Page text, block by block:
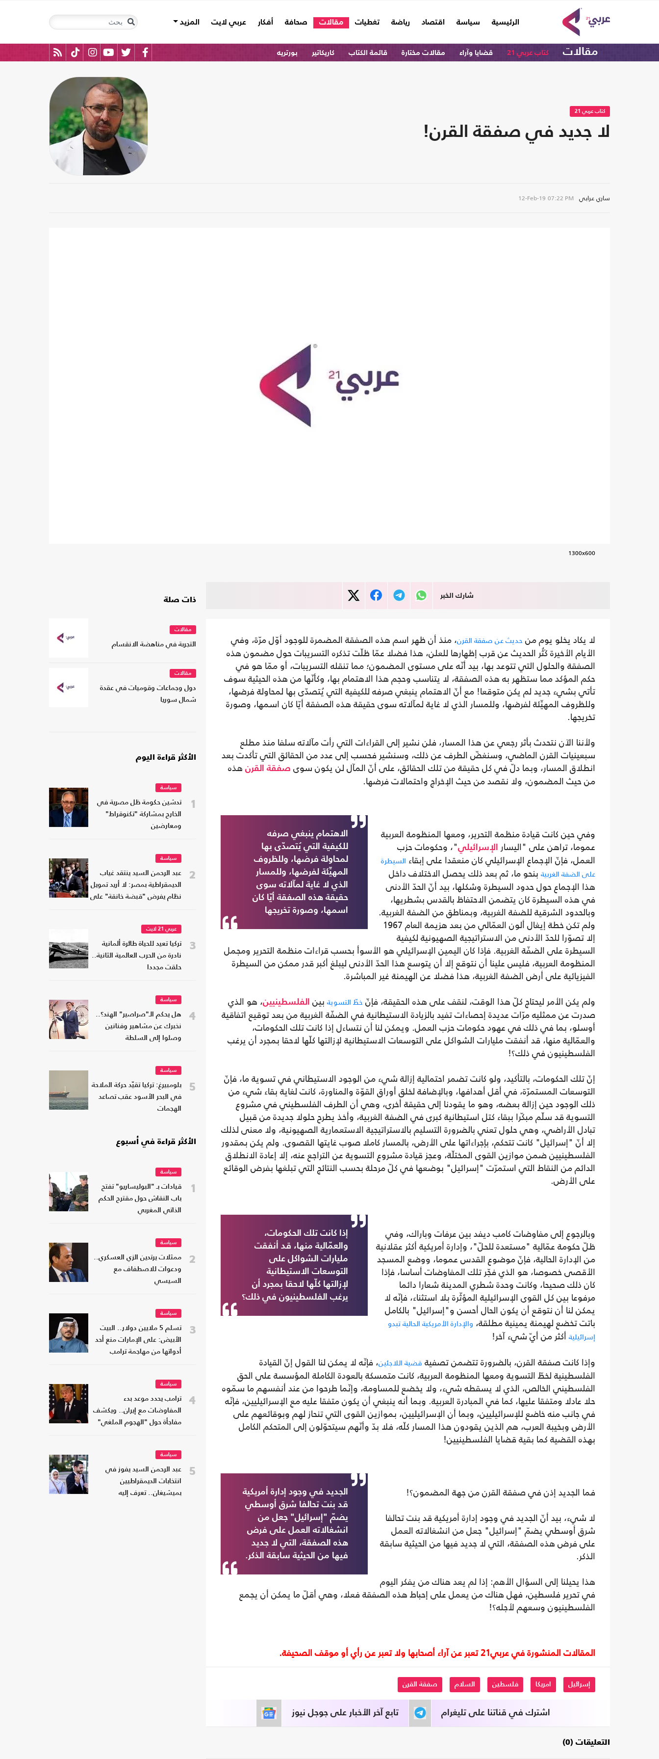
الرئيسية
(current) سياسة اقتصاد رياضة تغطيات مقالات صحافة أفكار عربي لايت المزيد
مقالات كتاب عربي 21 قضايا وآراء مقالات مختارة قائمة الكتاب كاريكاتير بورتريه
كتاب عربي 21
لا جديد في صفقة القرن!
ساري عرابي 12-Feb-19 07:22 PM
1300x600
شارك الخبر
لا يكاد يخلو يوم من حديث عن صفقة القرن، منذ أن ظهر اسم هذه الصفقة المضمرة للوجود أوّل مرّة، وفي
الأيام الأخيرة كَثُر الحديث عن قرب إظهارها للعلن، هذا فضلا عمّا ظلّت تذكره التسريبات حول مضمون هذه
الصفقة والحلول التي تتوعد بها، بيد أنّه على مستوى المضمون؛ مما تنقله التسريبات، أو ممّا هو في
حكم المؤكد مما ستظهر به هذه الصفقة، لا يتناسب وحجم هذا الاهتمام بها، وكأنّها من هذه الحيثية سوف
تأتي بشيء جديد لم يكن متوقعا! مع أنّ الاهتمام ينبغي صرفه للكيفية التي يُتصدّى بها لمحاولة فرضها،
وللظروف المهيِّئة لفرضها، وللمسار الذي لا غاية لمآلاته سوى حقيقة هذه الصفقة أيّا كان اسمها، وصورة
تخريجها.
ولأننا الآن نتحدث بأثر رجعي عن هذا المسار، فلن نشير إلى القراءات التي رأت مآلاته سلفا منذ مطلع
سبعينيات القرن الماضي، وسنغضّ الطرف عن ذلك، وسنشير فحسب إلى عدد من الحقائق التي تأكدت بعد
انطلاق المسار، وبما دلّ في كل حقيقة من تلك الحقائق، على أنّ المآل لن يكون سوى صفقة القرن هذه
من حيث المضمون، ولا نقصد من حيث الإخراج واحتمالات فرضها.
الاهتمام ينبغي صرفه
للكيفية التي يُتصدّى بها
لمحاولة فرضها، وللظروف
المهيِّئة لفرضها، وللمسار
الذي لا غاية لمآلاته سوى
حقيقة هذه الصفقة أيّا كان
اسمها، وصورة تخريجها
وفي حين كانت قيادة منظمة التحرير، ومعها المنظومة العربية
عموما، تراهن على "اليسار
الإسرائيلي"، وحكومات حزب
العمل، فإنّ الإجماع الإسرائيلي كان منعقدا على إبقاء السيطرة
على الضفة الغربية بنحو ما، ثم بعد ذلك يحصل الاختلاف داخل
هذا الإجماع حول حدود السيطرة وشكلها، بيد أنّ الحدّ الأدنى
في هذه السيطرة كان يتضمن الاحتفاظ بالقدس بشطريها،
وبالحدود الشرقية للضفة الغربية، وبمناطق من الضفة الغربية.
ولم تكن خطة إيغال ألون العمّالي من بعد هزيمة العام 1967
إلا تصوّرا للحدّ الأدنى من الاستراتيجية الصهيونية لكيفية
السيطرة على الضفّة الغربية. فإذا كان اليمين الإسرائيلي هو الأسوأ بحسب قراءات منظمة التحرير ومجمل
المنظومة العربية، فليس علينا أن نتوقع إلا أن يتوسع هذا الحدّ الأدنى ليبلغ أكبر قدر ممكن من السيطرة
الفيزيائية على أرض الضفة الغربية، هذا فضلا عن الهيمنة غير المباشرة.
ولم يكن الأمر ليحتاج كلّ هذا الوقت، لنقف على هذه الحقيقة، فإنّ خطّ التسوية بين الفلسطينيين، هو الذي
صدرت عن ممثليه مرّات عديدة إحصاءات تفيد بالزيادة الاستيطانية في الضفّة الغربية من بعد توقيع اتفاقية
أوسلو، بما في ذلك في عهود حكومات حزب العمل. ويمكن لنا أن نتساءل إذا كانت تلك الحكومات،
والعمّالية منها، قد أنفقت مليارات الشواكل على التوسعات الاستيطانية لإزالتها كلّها لاحقا بمجرد أن يرغب
الفلسطينيون في ذلك؟!
إنّ تلك الحكومات، بالتأكيد، ولو كانت تضمر احتمالية إزالة شيء من الوجود الاستيطاني في تسوية ما، فإنّ
التوسعات المستمرّة، في أقل أهدافها، وبالإضافة لخلق أوراق القوّة والمناورة، كانت لغاية بقاء شيء من
ذلك الوجود حين إزالة بعضه، وهو ما يقودنا إلى حقيقة أخرى، وهي أن الطرف الفلسطيني في مشروع
التسوية قد سلّم مبكّرا ببقاء كتل استيطانية كبرى في الضفة الغربية، وأخذ يطرح حلولا جديدة من قبيل
تبادل الأراضي، وهي حلول تعني بالضرورة التسليم بالاستراتيجية الاستعمارية الصهيونية، ولا معنى لذلك
إلا أنّ "إسرائيل" كانت تتحكم، بإجراءاتها على الأرض، بالمسار كاملا صوب غايتها القصوى. ولم يكن بمقدور
الفلسطينيين ضمن موازين القوى المختلّة، وعجز قيادة مشروع التسوية عن التراجع عنه، إلا إعادة الانطلاق
الدائم من النقاط التي استمرّت "إسرائيل" بوضعها في كلّ مرحلة بحسب النتائج التي تبلغها بفرض الوقائع
على الأرض.
إذا كانت تلك الحكومات،
والعمّالية منها، قد أنفقت
مليارات الشواكل على
التوسعات الاستيطانية
لإزالتها كلّها لاحقا بمجرد أن
يرغب الفلسطينيون في ذلك؟
وبالرجوع إلى مفاوضات كامب ديفد بين عرفات وباراك، وفي
ظلّ حكومة عمّالية "مستعدة للحلّ"، وإدارة أمريكية أكثر عقلانية
من الإدارة الحالية، فإنّ موضوع القدس عموما، ووضع المسجد
الأقصى خصوصا، هو الذي فجّر تلك المفاوضات أساسا، فإذا
كان ذلك صحيحا، وكانت وحدة شطري المدينة شعارا دائما
مرفوعا بين كل القوى الإسرائيلية المؤثّرة بلا استثناء، فإنّه لا
يمكن لنا أن نتوقع أن يكون الحال أحسن و"إسرائيل" بالكامل
باتت تخضع لهيمنة يمينية مطلقة، والإدارة الأمريكية الحالية تبدو
إسرائيلية أكثر من أيّ شيء آخر!
وإذا كانت صفقة القرن، بالضرورة تتضمن تصفية قضية اللاجئين، فإنّه لا يمكن لنا القول إنّ القيادة
الفلسطينية لخطّ التسوية ومعها المنظومة العربية، كانت متمسكة بالعودة الكاملة المؤسسة على الحق
الفلسطيني الخالص، الذي لا يسقطه شيء، ولا يخضع للمساومة، وإنّما طرحوا من عند أنفسهم ما سمّوه
حلا عادلا ومتفقا عليها، كما في المبادرة العربية. وبما أنه ينبغي أن يكون متفقا عليه مع الإسرائيليين، فإنّه
في جانب منه خاضع للإسرائيليين، وبما أن الإسرائيليين، بموازين القوى التي تنحاز لهم وبوقائعهم على
الأرض وبخيبة العرب، هم الذين يقودون هذا المسار كلّه، فلا بدّ وأنّهم سيتحوّلون إلى المتحكم الكامل
بهذه القضية كما بقية قضايا الفلسطينيين!
الجديد في وجود إدارة أمريكية
قد بنت تحالفا شرق أوسطي
يضمّ "إسرائيل" جعل من
انشغالاته العمل على فرض
هذه الصفقة، التي لا جديد
فيها من الحيثية سابقة الذكر.
فما الجديد إذن في صفقة القرن من جهة المضمون؟!
لا شيء، بيد أنّ الجديد في وجود إدارة أمريكية قد بنت تحالفا
شرق أوسطي يضمّ "إسرائيل" جعل من انشغالاته العمل
على فرض هذه الصفقة، التي لا جديد فيها من الحيثية سابقة
الذكر.
هذا يحيلنا إلى السؤال الأهم: إذا لم يعد هناك من يفكر اليوم
في تحرير فلسطين، فهل هناك من يعمل على إحباط هذه الصفقة فعلا، وهي أقلّ ما يمكن أن يجمع
الفلسطينيون وسعهم لأجله؟!
المقالات المنشورة في عربي21 تعبر عن آراء أصحابها ولا تعبر عن رأي أو موقف الصحيفة.
إسرائيل امريكا فلسطين السلام صفقة القرن
تابع آخر الأخبار على جوجل نيوز اشترك في قناتنا على تليغرام
التعليقات (0)
ذات صلة
مقالات
التجربة في مناهضة الانقسام
مقالات
دول وجماعات وقوميات في عقدة
شمال سوريا
الأكثر قراءة اليوم
1
سياسة
تدشين حكومة ظل مصرية في
الخارج بمشاركة "تكنوقراط"
ومعارضين
2
سياسة
عبد الرحمن السيد ينتقد غياب
الديمقراطية بمصر: لا أريد تمويل
نظام يفرض "قبضة خانقة" على
3
عربي 21 لايت
تركيا تعيد للحياة طائرة ألمانية
نادرة من الحرب العالمية الثانية..
حلقت مجددا
4
سياسة
هل يحكم الـ"صراصير" الهند؟..
نخبرك عن مشاهير وفنانين
وصلوا إلى السلطة
5
سياسة
بلومبيرغ: تركيا تقيّد حركة الملاحة
في البحر الأسود عقب تصاعد
الهجمات
الأكثر قراءة في أسبوع
1
سياسة
قيادات بـ "البوليساريو" تفتح
باب النقاش حول مقترح الحكم
الذاتي المغربي
2
سياسة
ممثلات يرتدين الزي العسكري..
ودعوات للاصطفاف مع
السيسي
3
سياسة
تسلم 5 ملايين دولار.. البيت
الأبيض: على الإمارات منع أحد
أدواتها من مهاجمة ترامب
4
سياسة
ترامب يحدد موعد بدء
المفاوضات مع إيران.. ويكشف
مفاجأة حول "الهجوم الملغي"
5
سياسة
عبد الرحمن السيد يفوز في
انتخابات الديمقراطيين
بميشيغان.. تعرف إليه